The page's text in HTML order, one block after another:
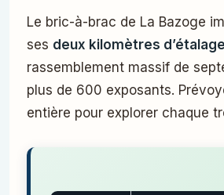
Le bric-à-brac de La Bazoge
ses deux kilomètres
rassemblement massif de
plus de 600 exposants.
entière pour explorer chaque